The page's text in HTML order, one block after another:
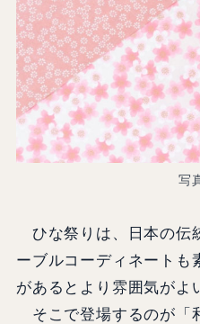
写
ひな祭りは、日本の伝
ーブルコーディネートも
があるとより雰囲気がよ
そこで登場するのが「